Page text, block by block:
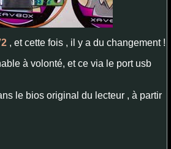
, et cette fois , il y a du changement !
à volonté, et ce via le port usb
le bios original du lecteur , à partir